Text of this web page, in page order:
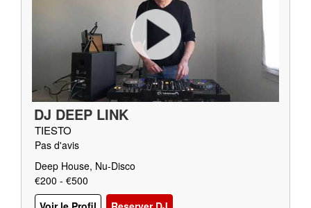
DJ DEEP LINK
TIESTO
Pas d'avis
Deep House, Nu-Disco
€200 - €500